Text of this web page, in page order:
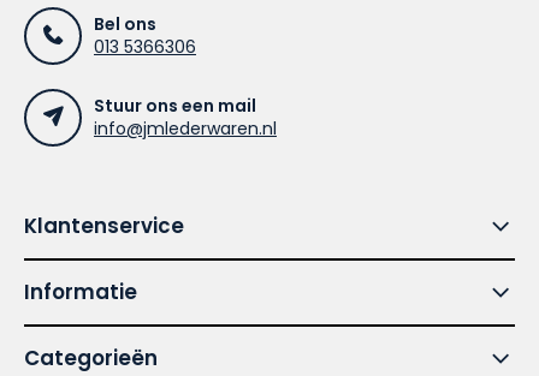
Bel ons
013 5366306
Stuur ons een mail
info@jmlederwaren.nl
Klantenservice
Informatie
Categorieën